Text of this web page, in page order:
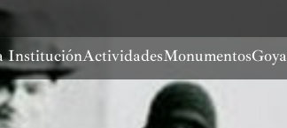
InstituciónActividadesMonumentosGoya